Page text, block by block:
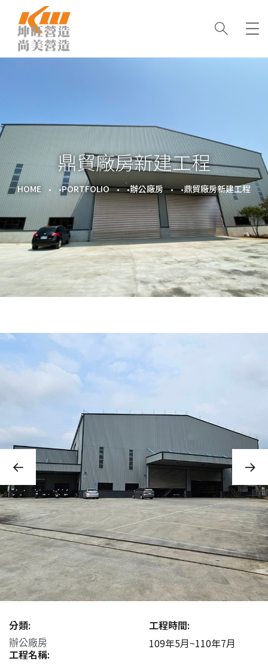
鼎貿廠房新建工程
HOME PORTFOLIO 辦公廠房 鼎貿廠房新建工程
分類:
辦公廠房
工程名稱:
工程時間:
109年5月~110年7月